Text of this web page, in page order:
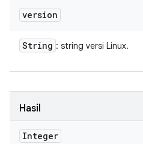
version
String : string versi Linux.
Hasil
Integer